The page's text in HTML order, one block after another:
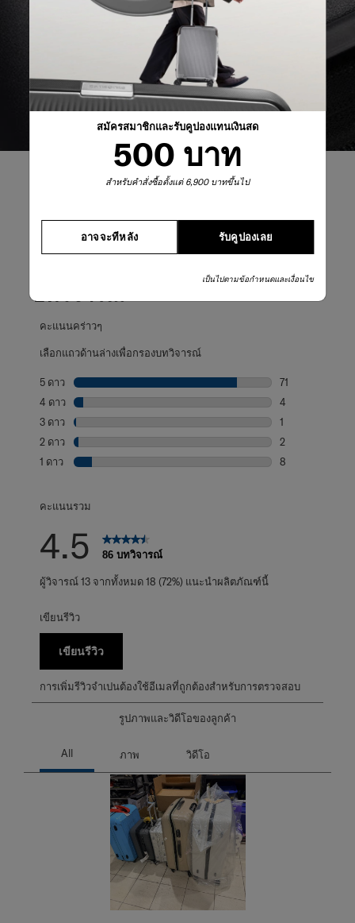
สมัครสมาชิกและรับคูปองแทนเงินสด
500 บาท
สำหรับคำสั่งซื้อตั้งแต่ 6,900 บาทขึ้นไป
รับคูปองเลย
อาจจะทีหลัง
เป็นไปตามข้อกำหนดและเงื่อนไข
เกิดอะไรขึ้นก็ตาม
รีวิวผลิตภัณฑ์
บทวิจารณ์
คะแนนคร่าวๆ
เลือกแถวด้านล่างเพื่อกรองบทวิจารณ์
5 ดาว ดาว
71
บทวิจารณ์71 บท
4 ดาว ดาว
4
บทวิจารณ์4 บท
3 ดาว ดาว
1
บทวิจารณ์1 บทที่
2 ดาว ดาว
2
บทวิจารณ์2 บทที่
1 ดาว ดาว
8
คะแนนรวม
4.5 86 บทวิจารณ์
ผู้วิจารณ์ 13 จากทั้งหมด 18 (72%) แนะนำผลิตภัณฑ์นี้
เขียนรีวิว
เขียนรีวิว
การเพิ่มรีวิวจำเปนต้องใช้อีเมลที่ถูกต้องสำหรับการตรวจสอบ
รูปภาพและวิดีโอของลูกค้า